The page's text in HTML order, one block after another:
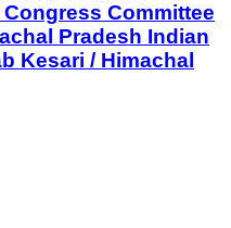
Committee
Pradesh Indian
Kesari / Himachal